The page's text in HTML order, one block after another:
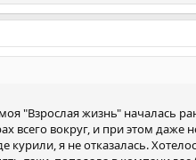
"Взрослая жизнь" началась
всего вокруг, и при этом
я не отказалась.